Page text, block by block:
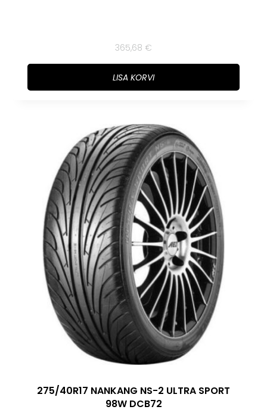
365,68 €
LISA KORVI
275/40R17 NANKANG NS-2 ULTRA SPORT
98W DCB72